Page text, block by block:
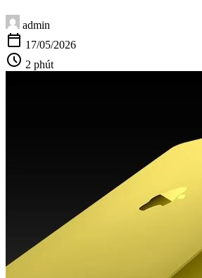
admin
calendar_today 17/05/2026
schedule 2 phút